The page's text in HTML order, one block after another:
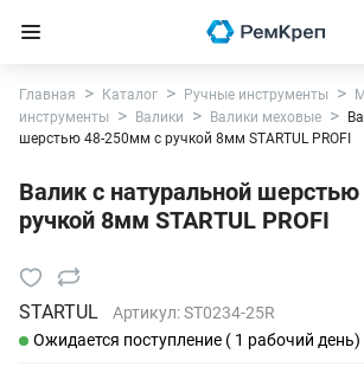
Главная Каталог Ручные инструменты
инструменты
Валики Валики меховые
шерстью 48-250мм с ручкой 8мм STARTUL PROFI
Валик с натуральной
ручкой 8мм STARTUL PROFI
STARTUL Артикул:ST0234-25R
Ожидается поступление ( 1 рабочий день)